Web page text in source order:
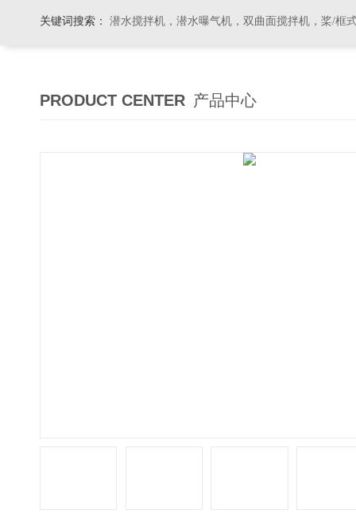
关键词搜索： 潜水搅拌机，潜水曝气机，双曲面搅拌机，桨/框式搅拌
PRODUCT CENTER 产品中心